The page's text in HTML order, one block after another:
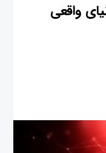
واقعی